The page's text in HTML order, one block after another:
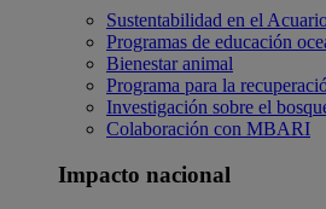
Sustentabilidad en el
Programas de educación
Bienestar animal
Programa para la
Investigación sobre el
Colaboración con MBARI
Impacto nacional